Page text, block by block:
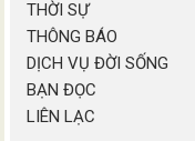
THỜI SỰ
THÔNG BÁO
DỊCH VỤ ĐỜI SỐNG
BẠN ĐỌC
LIÊN LẠC